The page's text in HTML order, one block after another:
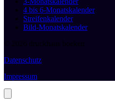
4 bis 6-Monatskalender
Streifenkalender
Bild-Monatskalender
© 2026 druckhaus boeken
Datenschutz
Impressum